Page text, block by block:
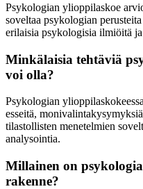
Psykologian ylioppilaskoe
soveltaa psykologian
erilaisia psykologisia ilmiöitä
Minkälaisia tehtäviä
voi olla?
Psykologian
esseitä,
tilastollisten menetelmien
analysointia.
Millainen on
rakenne?